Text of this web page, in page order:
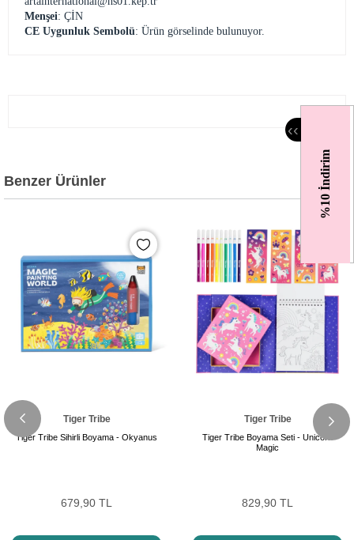
%10 İndirim
‹‹
Menşei: ÇİN
CE Uygunluk Sembolü: Ürün görselinde bulunuyor.
Benzer Ürünler
Tiger Tribe
Tiger Tribe Sihirli Boyama - Okyanus
679,90 TL
Tiger Tribe
Tiger Tribe Boyama Seti - Unicorn
Magic
829,90 TL